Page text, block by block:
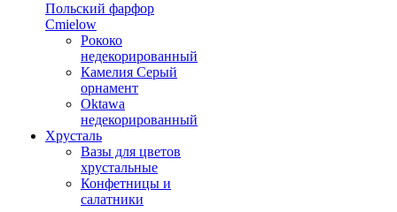
Польский фарфор
Сmielow
Рококо
недекорированный
Камелия Серый
орнамент
Oktawa
недекорированный
Хрусталь
Вазы для цветов
хрустальные
Конфетницы и
салатники